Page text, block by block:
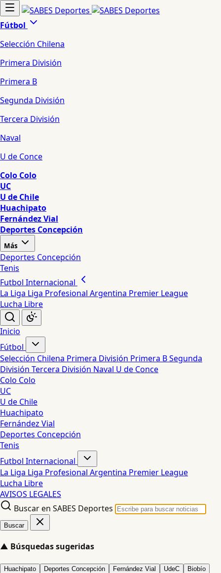
Fútbol
Selección Chilena
Primera División
Primera B
Segunda División
Tercera División
Naval
U de Conce
Colo Colo
UC
U de Chile
Huachipato
Fernández Vial
Deportes Concepción
Más
Deportes Concepción
Tenis
Futbol Internacional
La Liga Liga Profesional Argentina Premier League
Lucha Libre
Inicio
Fútbol
Selección Chilena Primera División Primera BSegunda
División Tercera División Naval U de Conce
Colo Colo
UC
U de Chile
Huachipato
Fernández Vial
Deportes Concepción
Tenis
Futbol Internacional
La Liga Liga Profesional Argentina Premier League
Lucha Libre
AVISOS LEGALES
Buscar en SABES Deportes
Buscar
▲ Búsquedas sugeridas
Huachipato Deportes Concepción Fernández Vial UdeC Biobío